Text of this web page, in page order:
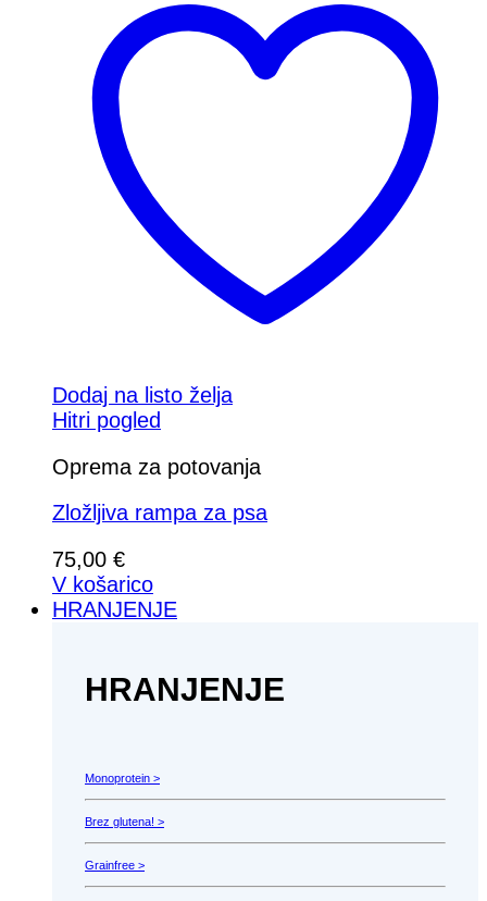
Dodaj na listo želja
Hitri pogled
Oprema za potovanja
Zložljiva rampa za psa
75,00 €
V košarico
HRANJENJE
HRANJENJE
Monoprotein >
Brez glutena! >
Grainfree >